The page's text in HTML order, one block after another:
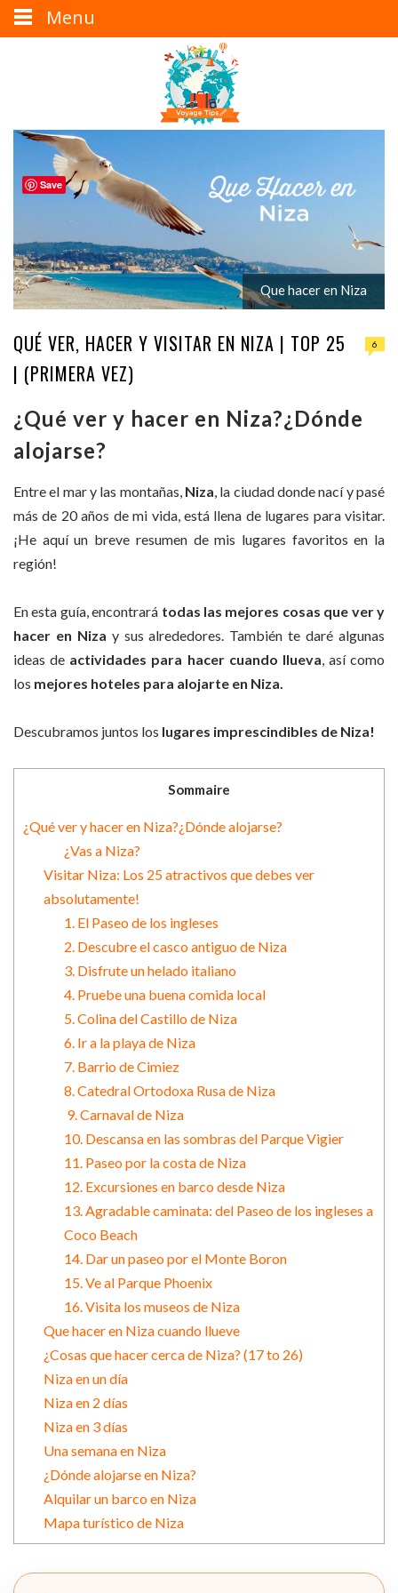
Que hacer en Niza
QUÉ VER, HACER Y VISITAR EN NIZA | TOP 25
| (PRIMERA VEZ)
6
¿Qué ver y hacer en Niza?¿Dónde
alojarse?
Entre el mar y las montañas, Niza , la ciudad donde nací y pasé
más de 20 años de mi vida, está llena de lugares para visitar.
¡He aquí un breve resumen de mis lugares favoritos en la
región!
En esta guía, encontrará todas las mejores cosas que ver y
hacer en Niza y sus alrededores. También te daré algunas
ideas de actividades para hacer cuando llueva, así como
los mejores hoteles para alojarte en Niza.
Descubramos juntos los lugares imprescindibles de Niza!
Sommaire
¿Qué ver y hacer en Niza?¿Dónde alojarse?
¿Vas a Niza?
Visitar Niza: Los 25 atractivos que debes ver
absolutamente!
1. El Paseo de los ingleses
2. Descubre el casco antiguo de Niza
3. Disfrute un helado italiano
4. Pruebe una buena comida local
5. Colina del Castillo de Niza
6. Ir a la playa de Niza
7. Barrio de Cimiez
8. Catedral Ortodoxa Rusa de Niza
9. Carnaval de Niza
10. Descansa en las sombras del Parque Vigier
11. Paseo por la costa de Niza
12. Excursiones en barco desde Niza
13. Agradable caminata: del Paseo de los ingleses a
Coco Beach
14. Dar un paseo por el Monte Boron
15. Ve al Parque Phoenix
16. Visita los museos de Niza
Que hacer en Niza cuando llueve
¿Cosas que hacer cerca de Niza? (17 to 26)
Niza en un día
Niza en 2 días
Niza en 3 días
Una semana en Niza
¿Dónde alojarse en Niza?
Alquilar un barco en Niza
Mapa turístico de Niza
Menu
Save